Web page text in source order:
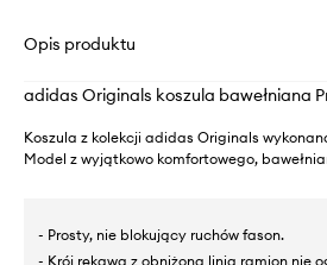
Opis produktu
adidas Originals koszula bawełniana
Koszula z kolekcji adidas Originals
Model z wyjątkowo komfortowego,
- Prosty, nie blokujący ruchów fason.
- Krój rękawa z obniżoną linią ramion nie